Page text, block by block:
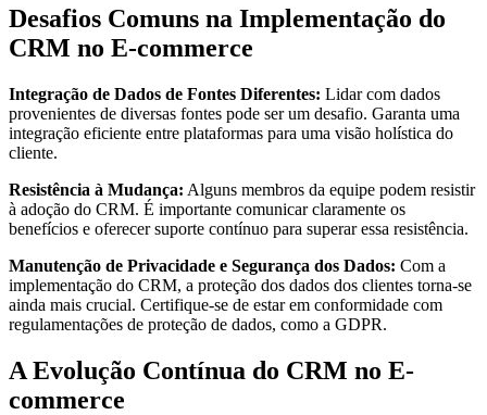
Desafios Comuns na Implementação do
CRM no E-commerce
Integração de Dados de Fontes Diferentes: Lidar com dados
provenientes de diversas fontes pode ser um desafio. Garanta uma
integração eficiente entre plataformas para uma visão holística do
cliente.
Resistência à Mudança: Alguns membros da equipe podem resistir
à adoção do CRM. É importante comunicar claramente os
benefícios e oferecer suporte contínuo para superar essa resistência.
Manutenção de Privacidade e Segurança dos Dados: Com a
implementação do CRM, a proteção dos dados dos clientes torna-se
ainda mais crucial. Certifique-se de estar em conformidade com
regulamentações de proteção de dados, como a GDPR.
A Evolução Contínua do CRM no E-
commerce